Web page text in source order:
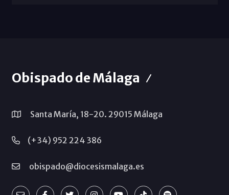
Obispado de Málaga
Santa María, 18-20. 29015 Málaga
(+34) 952 224 386
obispado@diocesismalaga.es